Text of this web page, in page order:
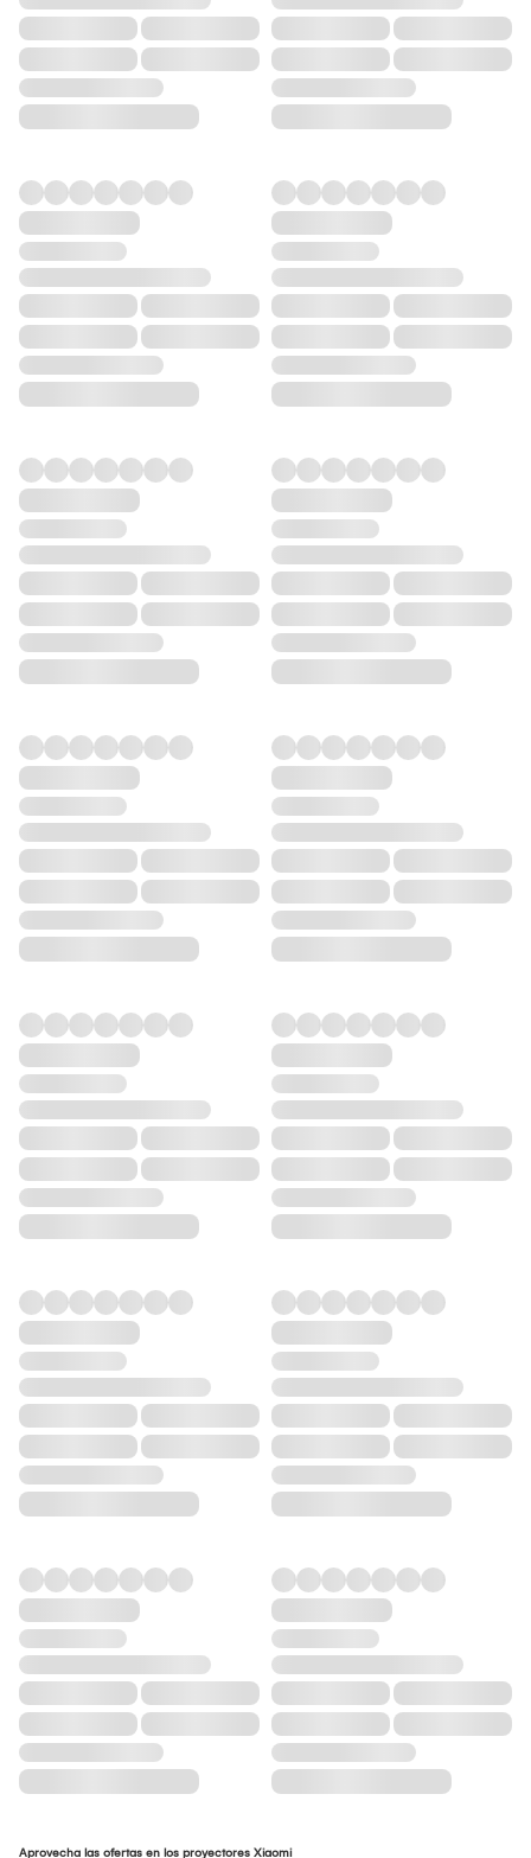
Aprovecha las ofertas en los proyectores Xiaomi